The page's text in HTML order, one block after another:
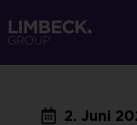
2. Juni